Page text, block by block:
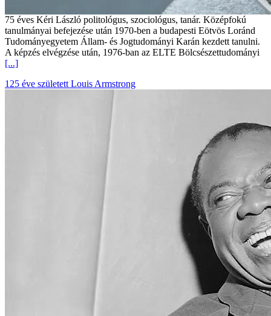
75 éves Kéri László politológus, szociológus, tanár. Középfokú
tanulmányai befejezése után 1970-ben a budapesti Eötvös Loránd
Tudományegyetem Állam- és Jogtudományi Karán kezdett tanulni.
A képzés elvégzése után, 1976-ban az ELTE Bölcsészettudományi
[...]
125 éve született Louis Armstrong